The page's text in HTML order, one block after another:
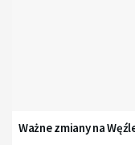
Ważne zmiany na